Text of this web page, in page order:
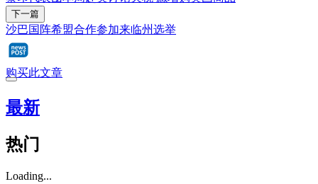
下一篇
沙巴国阵希盟合作参加来临州选举
购买此文章
最新
热门
Loading...